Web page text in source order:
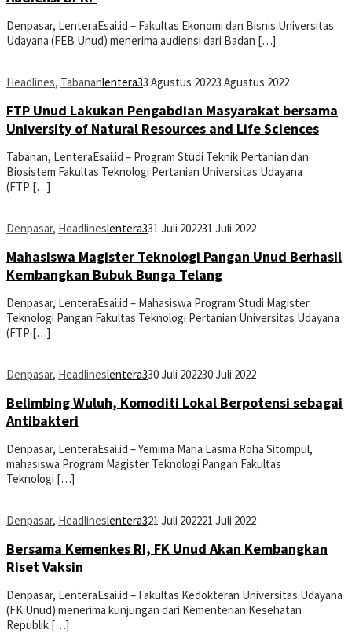
Denpasar, LenteraEsai.id – Fakultas Ekonomi dan Bisnis Universitas
Udayana (FEB Unud) menerima audiensi dari Badan […]
Headlines, Tabananlentera33 Agustus 20223 Agustus 2022
FTP Unud Lakukan Pengabdian Masyarakat bersama
University of Natural Resources and Life Sciences
Tabanan, LenteraEsai.id – Program Studi Teknik Pertanian dan
Biosistem Fakultas Teknologi Pertanian Universitas Udayana
(FTP […]
Denpasar, Headlineslentera331 Juli 202231 Juli 2022
Mahasiswa Magister Teknologi Pangan Unud Berhasil
Kembangkan Bubuk Bunga Telang
Denpasar, LenteraEsai.id – Mahasiswa Program Studi Magister
Teknologi Pangan Fakultas Teknologi Pertanian Universitas Udayana
(FTP […]
Denpasar, Headlineslentera330 Juli 202230 Juli 2022
Belimbing Wuluh, Komoditi Lokal Berpotensi sebagai
Antibakteri
Denpasar, LenteraEsai.id – Yemima Maria Lasma Roha Sitompul,
mahasiswa Program Magister Teknologi Pangan Fakultas
Teknologi […]
Denpasar, Headlineslentera321 Juli 202221 Juli 2022
Bersama Kemenkes RI, FK Unud Akan Kembangkan
Riset Vaksin
Denpasar, LenteraEsai.id – Fakultas Kedokteran Universitas Udayana
(FK Unud) menerima kunjungan dari Kementerian Kesehatan
Republik […]